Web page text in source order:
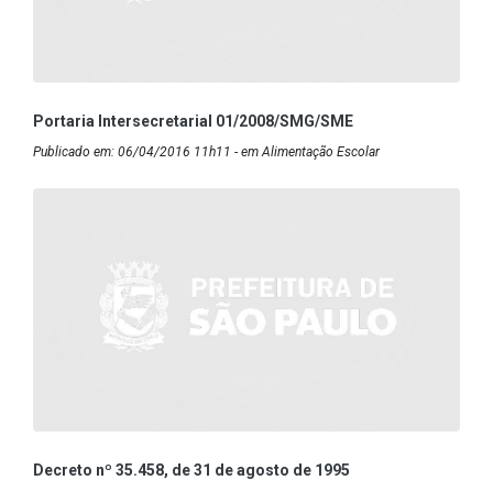
Portaria Intersecretarial 01/2008/SMG/SME
Publicado em: 06/04/2016 11h11 - em Alimentação Escolar
Decreto nº 35.458, de 31 de agosto de 1995